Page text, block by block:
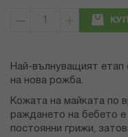
Най-вълнуващият етап
на нова рожба.
Кожата на майката по
раждането на бебето
постоянни грижи,